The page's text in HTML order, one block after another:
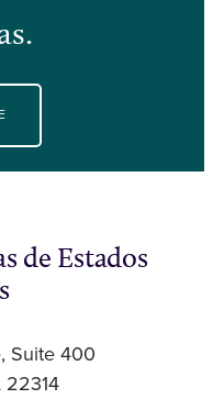
de Estados
Suite 400
22314